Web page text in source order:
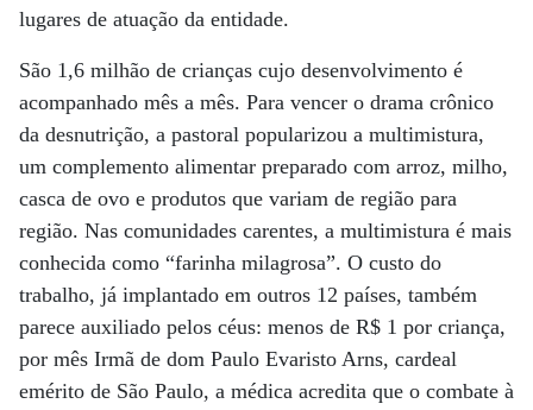
lugares de atuação da entidade.
São 1,6 milhão de crianças cujo desenvolvimento é
acompanhado mês a mês. Para vencer o drama crônico
da desnutrição, a pastoral popularizou a multimistura,
um complemento alimentar preparado com arroz, milho,
casca de ovo e produtos que variam de região para
região. Nas comunidades carentes, a multimistura é mais
conhecida como “farinha milagrosa”. O custo do
trabalho, já implantado em outros 12 países, também
parece auxiliado pelos céus: menos de R$ 1 por criança,
por mês Irmã de dom Paulo Evaristo Arns, cardeal
emérito de São Paulo, a médica acredita que o combate à